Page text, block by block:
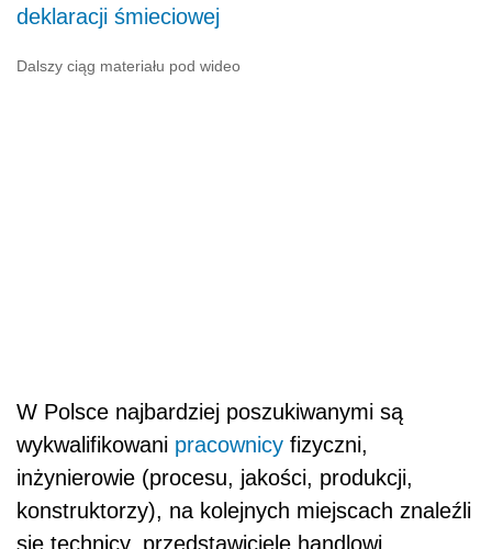
deklaracji śmieciowej
Dalszy ciąg materiału pod wideo
W Polsce najbardziej poszukiwanymi są
wykwalifikowani pracownicy fizyczni,
inżynierowie (procesu, jakości, produkcji,
konstruktorzy), na kolejnych miejscach znaleźli
się technicy, przedstawiciele handlowi,